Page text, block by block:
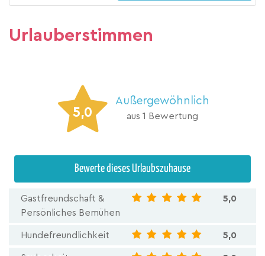
Urlauberstimmen
5,0
Außergewöhnlich
aus 1 Bewertung
Bewerte dieses Urlaubszuhause
Gastfreundschaft &
Persönliches Bemühen
5,0
Hundefreundlichkeit 5,0